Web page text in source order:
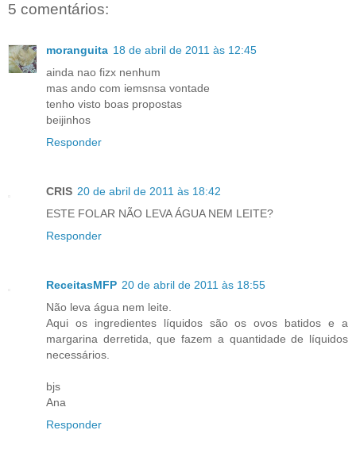
5 comentários:
moranguita 18 de abril de 2011 às 12:45
ainda nao fizx nenhum
mas ando com iemsnsa vontade
tenho visto boas propostas
beijinhos
Responder
CRIS 20 de abril de 2011 às 18:42
ESTE FOLAR NÃO LEVA ÁGUA NEM LEITE?
Responder
ReceitasMFP 20 de abril de 2011 às 18:55
Não leva água nem leite.
Aqui os ingredientes líquidos são os ovos batidos e a
margarina derretida, que fazem a quantidade de líquidos
necessários.
bjs
Ana
Responder